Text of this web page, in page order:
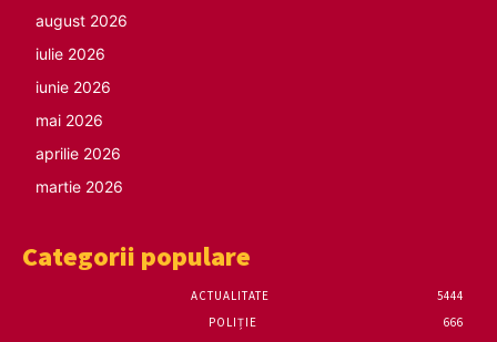
august 2026
iulie 2026
iunie 2026
mai 2026
aprilie 2026
martie 2026
Categorii populare
ACTUALITATE
5444
POLIȚIE
666